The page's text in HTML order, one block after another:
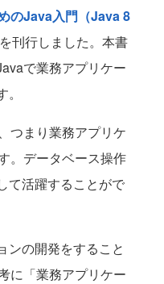
のJava入門（Java 8
刊行しました。本書
で業務アプリケー
つまり業務アプリケ
。データベース操作
て活躍することがで
ンの開発をすること
に「業務アプリケー